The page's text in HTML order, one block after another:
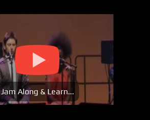
Jam Along & Learn...